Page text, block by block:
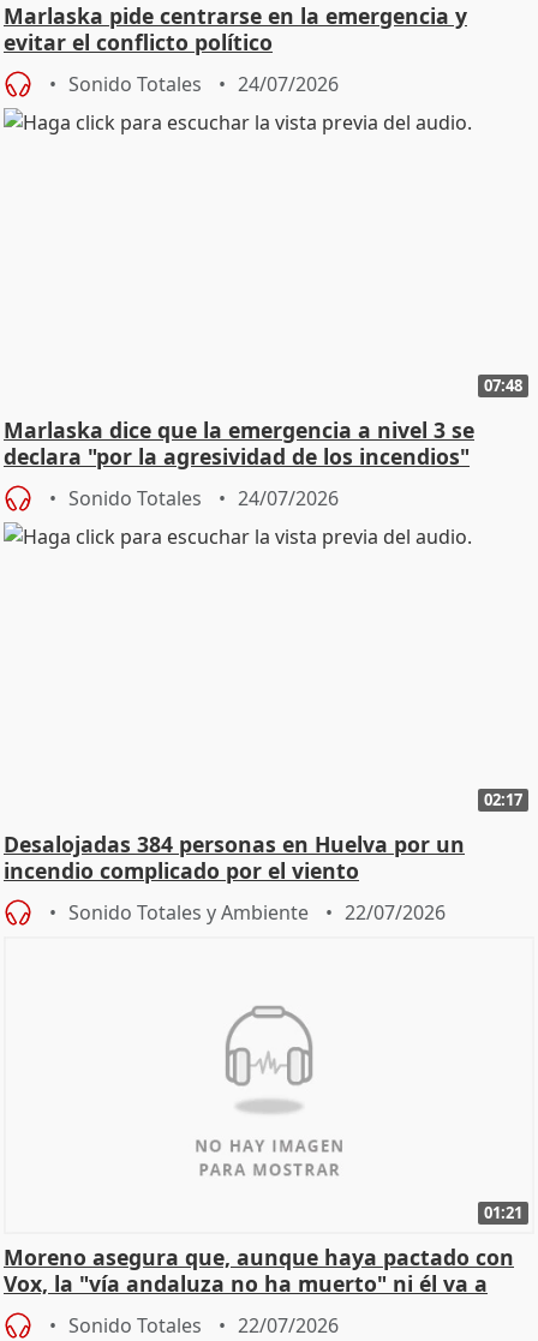
Marlaska pide centrarse en la emergencia y
evitar el conflicto político
Sonido Totales 24/07/2026
07:48
Marlaska dice que la emergencia a nivel 3 se
declara "por la agresividad de los incendios"
Sonido Totales 24/07/2026
02:17
Desalojadas 384 personas en Huelva por un
incendio complicado por el viento
Sonido Totales y Ambiente 22/07/2026
01:21
Moreno asegura que, aunque haya pactado con
Vox, la "vía andaluza no ha muerto" ni él va a
"cambiar"
Sonido Totales 22/07/2026